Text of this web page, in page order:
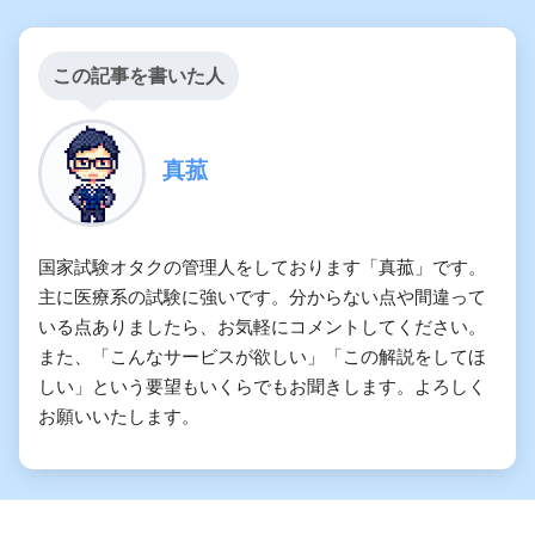
この記事を書いた人
真菰
国家試験オタクの管理人をしております「真菰」です。
主に医療系の試験に強いです。分からない点や間違って
いる点ありましたら、お気軽にコメントしてください。
また、「こんなサービスが欲しい」「この解説をしてほ
しい」という要望もいくらでもお聞きします。よろしく
お願いいたします。